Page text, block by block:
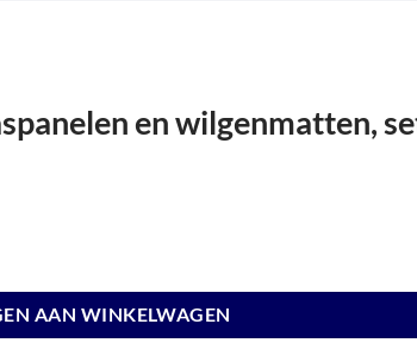
en wilgenmatten,
AAN WINKELWAGEN